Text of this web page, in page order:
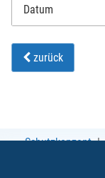
Datum
zurück
Schutzkonzept